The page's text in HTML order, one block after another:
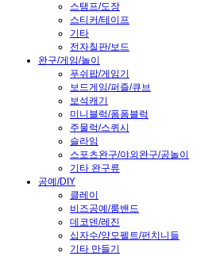
스탬프/도장
스티커/테이프
기타
전자칠판/보드
완구/게임/놀이
푸쉬팝/게임기
보드게임/퍼즐/큐브
보석캐기
미니블럭/폼폼블럭
주물럭/스퀴시
슬라임
스포츠완구/야외완구/공놀이
기타 완구류
공예/DIY
클레이
비즈공예/룸밴드
데코덴/레진
십자수/양모펠트/펀치니들
기타 만들기